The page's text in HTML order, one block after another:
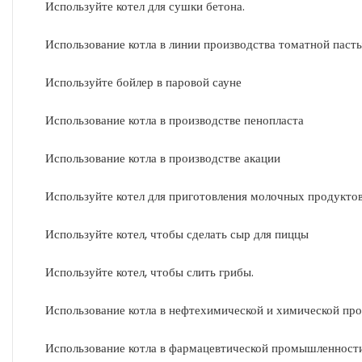
Используйте котел для сушки бетона.
Использование котла в линии производства томатной
Используйте бойлер в паровой сауне
Использование котла в производстве пенопласта
Использование котла в производстве акации
Используйте котел для приготовления молочных
Используйте котел, чтобы сделать сыр для пиццы
Используйте котел, чтобы слить грибы.
Использование котла в нефтехимической и химической
Использование котла в фармацевтической